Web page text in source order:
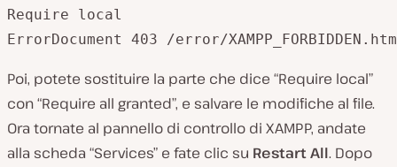
Require local
Poi, potete sostituire la parte che dice “Require local”
con “Require all granted”, e salvare le modifiche al file.
Ora tornate al pannello di controllo di XAMPP, andate
alla scheda “Services” e fate clic su Restart All. Dopo